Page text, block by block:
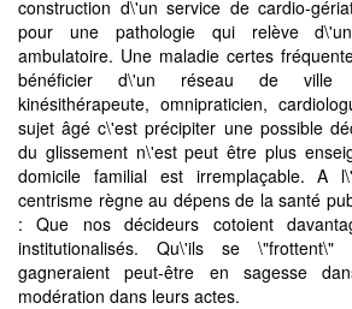
construction d\'un service de cardio-
pour une pathologie qui relève
ambulatoire. Une maladie certes
bénéficier d\'un réseau de ville
kinésithérapeute, omnipraticien,
sujet âgé c\'est précipiter une possible
du glissement n\'est peut être plus
domicile familial est irremplaçable. A
centrisme règne au dépens de la santé
: Que nos décideurs cotoient
institutionalisés. Qu\'ils se
gagneraient peut-être en sagesse
modération dans leurs actes.